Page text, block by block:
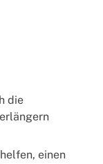
die
einen